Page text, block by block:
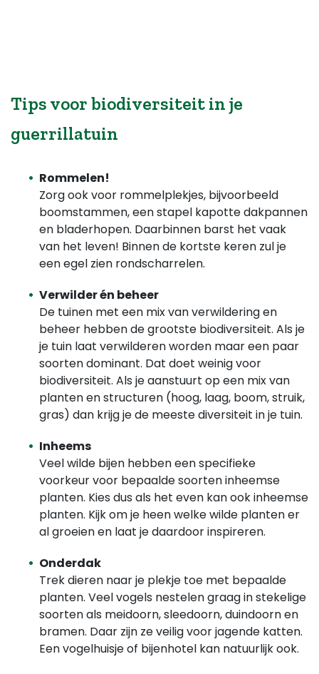
Tips voor biodiversiteit in je
guerrillatuin
Rommelen!
Zorg ook voor rommelplekjes​, bijvoorbeeld
boomstammen, een stapel kapotte dakpannen
en bladerhopen. Daarbinnen barst het vaak
van het leven! Binnen de kortste keren zul je
een egel zien rondscharrelen.
Verwilder én beheer
De tuinen met een mix van verwildering en
beheer hebben de grootste biodiversiteit. Als je
je tuin laat verwilderen worden maar een paar
soorten dominant. Dat doet weinig voor
biodiversiteit. Als je aanstuurt op een mix van
planten en structuren (hoog, laag, boom, struik,
gras) dan krijg je de meeste diversiteit in je tuin.
Inheems
Veel wilde bijen hebben een specifieke
voorkeur voor bepaalde soorten inheemse
planten. Kies dus als het even kan ook inheemse
planten. Kijk om je heen welke wilde planten er
al groeien en laat je daardoor inspireren.
Onderdak
Trek dieren naar je plekje toe met bepaalde
planten. Veel vogels nestelen graag in stekelige
soorten als meidoorn, sleedoorn, duindoorn en
bramen. Daar zijn ze veilig voor jagende katten.
Een vogelhuisje of bijenhotel kan natuurlijk ook.